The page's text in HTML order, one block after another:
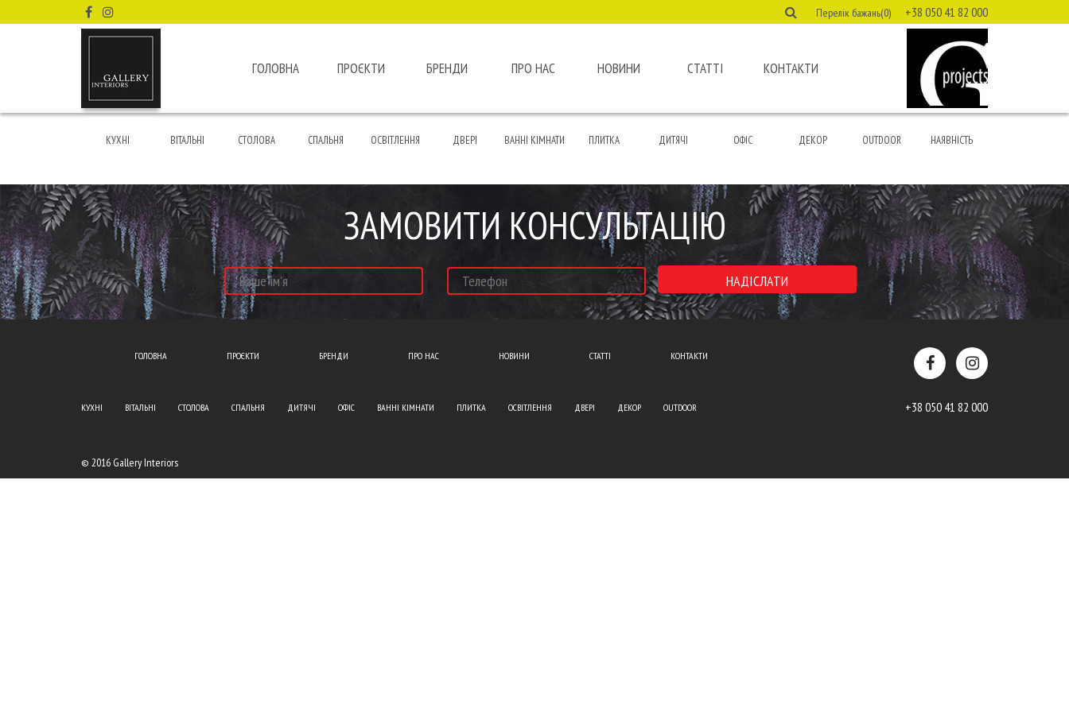
Перелік бажань(0) +38 050 41 82 000
ГОЛОВНА ПРОЄКТИ БРЕНДИ ПРО НАС НОВИНИ СТАТТІ КОНТАКТИ
КУХНІ ВІТАЛЬНІ СТОЛОВА СПАЛЬНЯ ОСВІТЛЕННЯ ДВЕРІ ВАННІ КІМНАТИ ПЛИТКА ДИТЯЧІ ОФІС ДЕКОР OUTDOOR НАЯВНІСТЬ
ЗАМОВИТИ КОНСУЛЬТАЦІЮ
ГОЛОВНА ПРОЄКТИ БРЕНДИ ПРО НАС НОВИНИ СТАТТІ КОНТАКТИ
КУХНІ ВІТАЛЬНІ СТОЛОВА СПАЛЬНЯ ДИТЯЧІ ОФІС ВАННІ КІМНАТИ ПЛИТКА ОСВІТЛЕННЯ ДВЕРІ ДЕКОР OUTDOOR +38 050 41 82 000
© 2016 Gallery Interiors